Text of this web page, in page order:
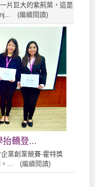
片巨大的紫荊葉，這是
(繼續閱讀)
抬轎登...
業創業競賽-霍特獎
。... (繼續閱讀)